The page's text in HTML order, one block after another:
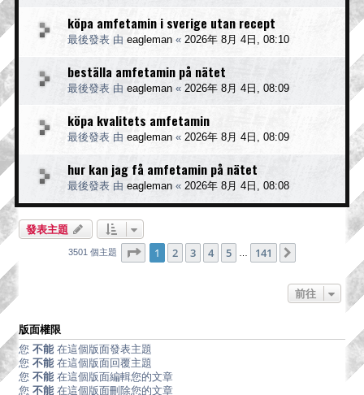
köpa amfetamin i sverige utan recept
最後發表 由 eagleman « 2026年 8月 4日, 08:10
beställa amfetamin på nätet
最後發表 由 eagleman « 2026年 8月 4日, 08:09
köpa kvalitets amfetamin
最後發表 由 eagleman « 2026年 8月 4日, 08:09
hur kan jag få amfetamin på nätet
最後發表 由 eagleman « 2026年 8月 4日, 08:08
發表主題
3501 個主題 1 頁 (共141頁)
1 2 3 4 5 141
前往
版面權限
您 不能 在這個版面發表主題
您 不能 在這個版面回覆主題
您 不能 在這個版面編輯您的文章
您 不能 在這個版面刪除您的文章